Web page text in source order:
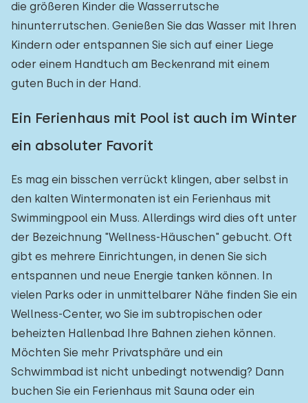
die größeren Kinder die Wasserrutsche
hinunterrutschen. Genießen Sie das Wasser mit Ihren
Kindern oder entspannen Sie sich auf einer Liege
oder einem Handtuch am Beckenrand mit einem
guten Buch in der Hand.
Ein Ferienhaus mit Pool ist auch im Winter
ein absoluter Favorit
Es mag ein bisschen verrückt klingen, aber selbst in
den kalten Wintermonaten ist ein Ferienhaus mit
Swimmingpool ein Muss. Allerdings wird dies oft unter
der Bezeichnung "Wellness-Häuschen" gebucht. Oft
gibt es mehrere Einrichtungen, in denen Sie sich
entspannen und neue Energie tanken können. In
vielen Parks oder in unmittelbarer Nähe finden Sie ein
Wellness-Center, wo Sie im subtropischen oder
beheizten Hallenbad Ihre Bahnen ziehen können.
Möchten Sie mehr Privatsphäre und ein
Schwimmbad ist nicht unbedingt notwendig? Dann
buchen Sie ein Ferienhaus mit Sauna oder ein